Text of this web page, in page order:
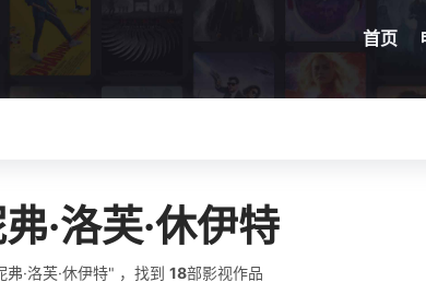
首页
·洛芙·休伊特
弗·洛芙·休伊特" ，找到 18部影视作品